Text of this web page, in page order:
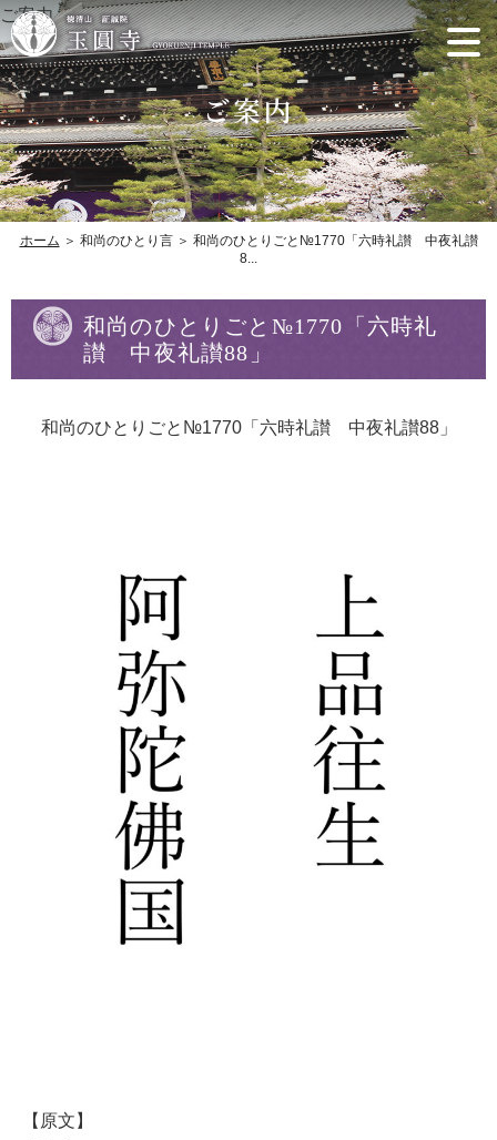
ご案内
ホーム ＞ 和尚のひとり言 ＞ 和尚のひとりごと№1770「六時礼讃 中夜礼讃
8...
和尚のひとりごと№1770「六時礼
讃 中夜礼讃88」
和尚のひとりごと№1770「六時礼讃 中夜礼讃88」
【原文】